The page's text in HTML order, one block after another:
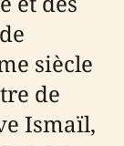
siècle
de
Ismaïl,